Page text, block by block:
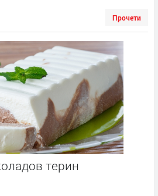
Прочети
терин